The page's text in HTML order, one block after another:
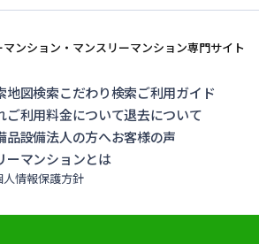
ンション・マンスリーマンション専門サイト
地図検索こだわり検索ご利用ガイド
ご利用料金について退去について
品設備法人の方へお客様の声
ーマンションとは
人情報保護方針